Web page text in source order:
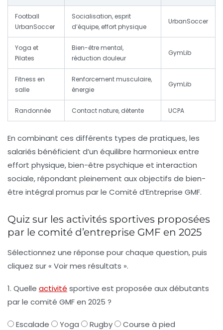
Football
UrbanSoccer
Socialisation, esprit
d’équipe, effort physique
UrbanSoccer
Yoga et
Pilates
Bien-être mental,
réduction douleur
GymLib
Fitness en
salle
Renforcement musculaire,
énergie
GymLib
Randonnée Contact nature, détente UCPA
En combinant ces différents types de pratiques, les
salariés bénéficient d’un équilibre harmonieux entre
effort physique, bien-être psychique et interaction
sociale, répondant pleinement aux objectifs de bien-
être intégral promus par le Comité d’Entreprise GMF.
Quiz sur les activités sportives proposées
par le comité d’entreprise GMF en 2025
Sélectionnez une réponse pour chaque question, puis
cliquez sur « Voir mes résultats ».
1. Quelle activité sportive est proposée aux débutants
par le comité GMF en 2025 ?
Escalade Yoga Rugby Course à pied